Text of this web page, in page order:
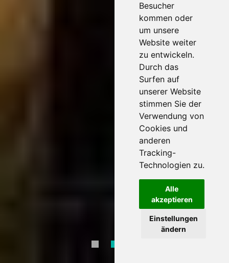
Besucher
kommen oder
um unsere
Website weiter
zu entwickeln.
Durch das
Surfen auf
unserer Website
stimmen Sie der
Verwendung von
Cookies und
anderen
Tracking-
Technologien zu.
Alle
akzeptieren
Einstellungen
ändern